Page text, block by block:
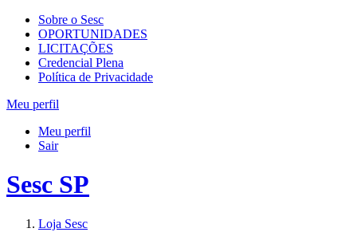
Sobre o Sesc
OPORTUNIDADES
LICITAÇÕES
Credencial Plena
Política de Privacidade
Meu perfil
Meu perfil
Sair
Sesc SP
Loja Sesc